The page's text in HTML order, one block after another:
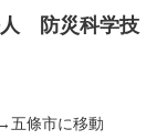
防災科学技
條市に移動